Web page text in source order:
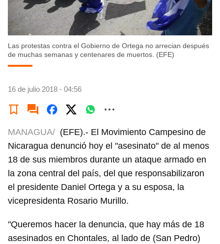
Las protestas contra el Gobierno de Ortega no arrecian después
de muchas semanas y centenares de muertos. (EFE)
16 de julio 2018 - 04:56
MANAGUA/ (EFE).- El Movimiento Campesino de
Nicaragua denunció hoy el "asesinato" de al menos
18 de sus miembros durante un ataque armado en
la zona central del país, del que responsabilizaron
el presidente Daniel Ortega y a su esposa, la
vicepresidenta Rosario Murillo.
"Queremos hacer la denuncia, que hay más de 18
asesinados en Chontales, al lado de (San Pedro)